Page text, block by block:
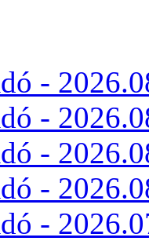
-
-
-
-
-